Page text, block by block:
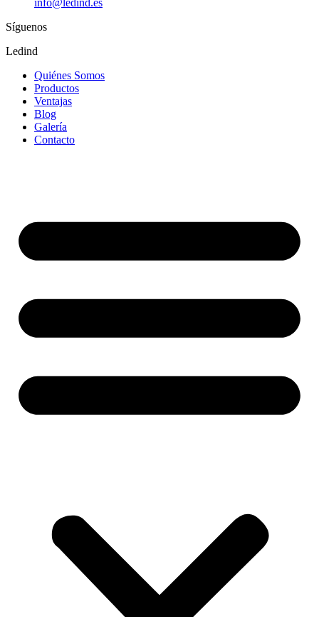
info@ledind.es
Síguenos
Ledind
Quiénes Somos
Productos
Ventajas
Blog
Galería
Contacto